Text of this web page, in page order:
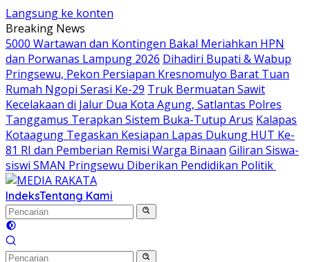
Langsung ke konten
Breaking News
5000 Wartawan dan Kontingen Bakal Meriahkan HPN
dan Porwanas Lampung 2026 Dihadiri Bupati & Wabup
Pringsewu, Pekon Persiapan Kresnomulyo Barat Tuan
Rumah Ngopi Serasi Ke-29 Truk Bermuatan Sawit
Kecelakaan di Jalur Dua Kota Agung, Satlantas Polres
Tanggamus Terapkan Sistem Buka-Tutup Arus Kalapas
Kotaagung Tegaskan Kesiapan Lapas Dukung HUT Ke-
81 RI dan Pemberian Remisi Warga Binaan Giliran Siswa-
siswi SMAN Pringsewu Diberikan Pendidikan Politik
IndeksTentang Kami